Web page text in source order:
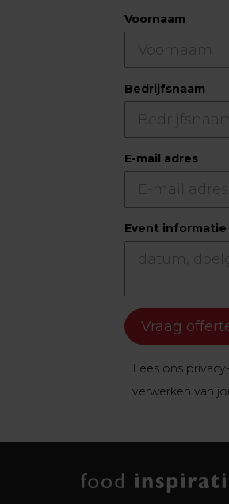
Voornaam
Bedrijfsnaam
E-mail adres
Event informatie
Vraag
Lees ons
verwerken van